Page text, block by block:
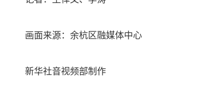
画面来源：余杭区融媒体中心
新华社音视频部制作